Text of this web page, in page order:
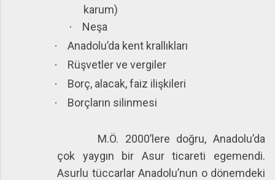
karum)
· Neşa
· Anadolu’da kent krallıkları
· Rüşvetler ve vergiler
· Borç, alacak, faiz ilişkileri
· Borçların silinmesi
M.Ö. 2000’lere doğru, Anadolu’da
çok yaygın bir Asur ticareti egemendi.
Asurlu tüccarlar Anadolu’nun o dönemdeki